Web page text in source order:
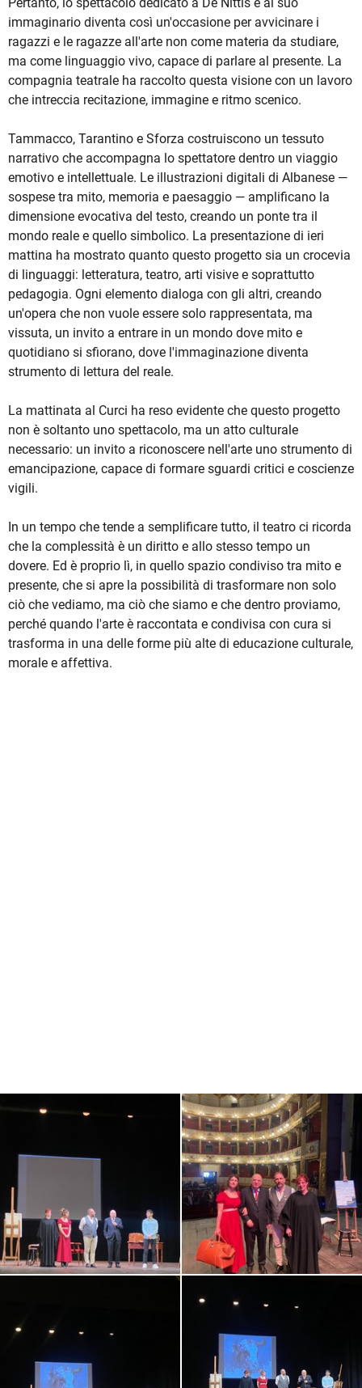
immaginario diventa così un'occasione per avvicinare i
ragazzi e le ragazze all'arte non come materia da studiare,
ma come linguaggio vivo, capace di parlare al presente. La
compagnia teatrale ha raccolto questa visione con un lavoro
che intreccia recitazione, immagine e ritmo scenico.
Tammacco, Tarantino e Sforza costruiscono un tessuto
narrativo che accompagna lo spettatore dentro un viaggio
emotivo e intellettuale. Le illustrazioni digitali di Albanese —
sospese tra mito, memoria e paesaggio — amplificano la
dimensione evocativa del testo, creando un ponte tra il
mondo reale e quello simbolico. La presentazione di ieri
mattina ha mostrato quanto questo progetto sia un crocevia
di linguaggi: letteratura, teatro, arti visive e soprattutto
pedagogia. Ogni elemento dialoga con gli altri, creando
un'opera che non vuole essere solo rappresentata, ma
vissuta, un invito a entrare in un mondo dove mito e
quotidiano si sfiorano, dove l'immaginazione diventa
strumento di lettura del reale.
La mattinata al Curci ha reso evidente che questo progetto
non è soltanto uno spettacolo, ma un atto culturale
necessario: un invito a riconoscere nell'arte uno strumento di
emancipazione, capace di formare sguardi critici e coscienze
vigili.
In un tempo che tende a semplificare tutto, il teatro ci ricorda
che la complessità è un diritto e allo stesso tempo un
dovere. Ed è proprio lì, in quello spazio condiviso tra mito e
presente, che si apre la possibilità di trasformare non solo
ciò che vediamo, ma ciò che siamo e che dentro proviamo,
perché quando l'arte è raccontata e condivisa con cura si
trasforma in una delle forme più alte di educazione culturale,
morale e affettiva.